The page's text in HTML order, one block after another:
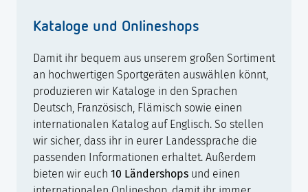
Kataloge und Onlineshops
Damit ihr bequem aus unserem großen Sortiment
an hochwertigen Sportgeräten auswählen könnt,
produzieren wir Kataloge in den Sprachen
Deutsch, Französisch, Flämisch sowie einen
internationalen Katalog auf Englisch. So stellen
wir sicher, dass ihr in eurer Landessprache die
passenden Informationen erhaltet. Außerdem
bieten wir euch 10 Ländershops und einen